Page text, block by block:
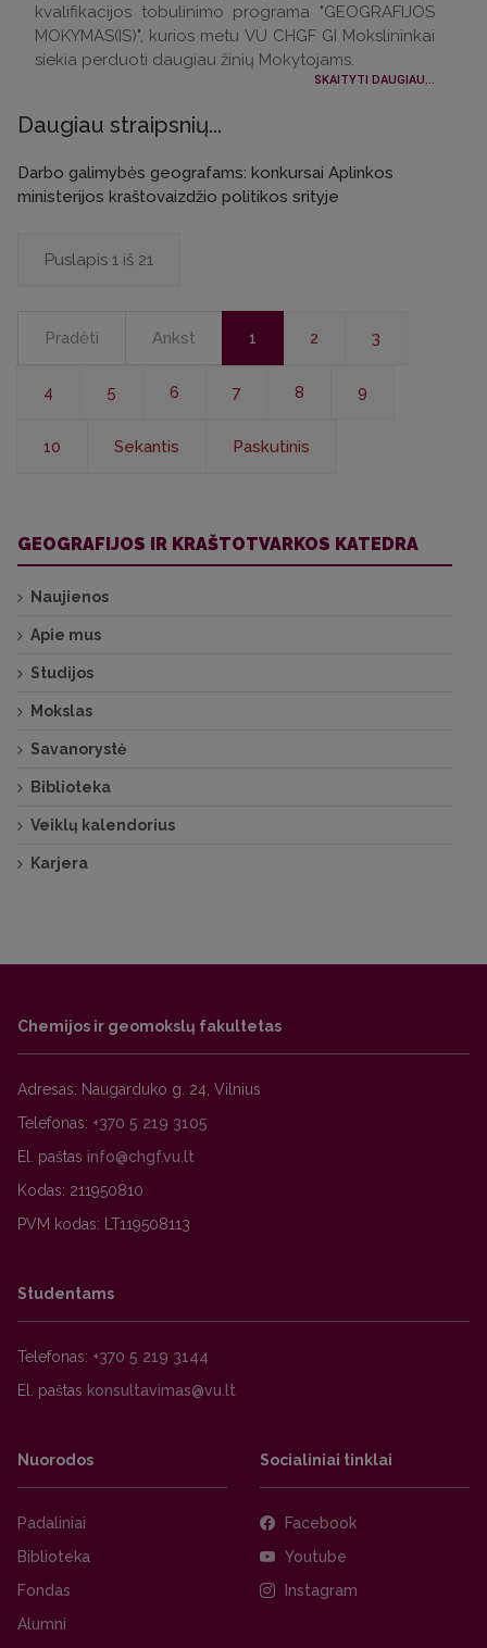
kvalifikacijos tobulinimo programa "GEOGRAFIJOS
MOKYMAS(IS)", kurios metu VU CHGF GI Mokslininkai
siekia perduoti daugiau žinių Mokytojams.
SKAITYTI DAUGIAU...
Daugiau straipsnių...
Darbo galimybės geografams: konkursai Aplinkos
ministerijos kraštovaizdžio politikos srityje
Puslapis 1 iš 21
Pradėti Ankst 1 2 3
4 5 6 7 8 9
10 Sekantis Paskutinis
GEOGRAFIJOS IR KRAŠTOTVARKOS KATEDRA
Naujienos
Apie mus
Studijos
Mokslas
Savanorystė
Biblioteka
Veiklų kalendorius
Karjera
Chemijos ir geomokslų fakultetas
Adresas: Naugarduko g. 24, Vilnius
Telefonas: +370 5 219 3105
El. paštas
Kodas: 211950810
PVM kodas: LT119508113
Studentams
Telefonas: +370 5 219 3144
El. paštas
Nuorodos
Padaliniai
Biblioteka
Fondas
Alumni
Socialiniai tinklai
Facebook
Youtube
Instagram